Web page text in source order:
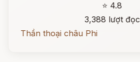
⭐ 4.8
3,388 lượt đọc
Thần thoại châu Phi